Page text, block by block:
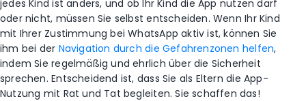
jedes Kind ist anders, und ob Ihr Kind die App nutzen darf
oder nicht, müssen Sie selbst entscheiden. Wenn Ihr Kind
mit Ihrer Zustimmung bei WhatsApp aktiv ist, können Sie
ihm bei der Navigation durch die Gefahrenzonen helfen,
indem Sie regelmäßig und ehrlich über die Sicherheit
sprechen. Entscheidend ist, dass Sie als Eltern die App-
Nutzung mit Rat und Tat begleiten. Sie schaffen das!